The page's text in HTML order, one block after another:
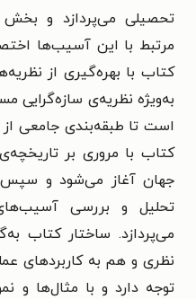
تحصیلی می‌پردازد و بخش
مرتبط با این آسیب‌ها
کتاب با بهره‌گیری از
به‌ویژه نظریه‌ی سازه‌گرایی
است تا طبقه‌بندی جامعی
کتاب با مروری بر
جهان آغاز می‌شود و سپس
تحلیل و بررسی
می‌پردازد. ساختار کتاب
نظری و هم به کاربردهای
توجه دارد و با مثال‌ها و